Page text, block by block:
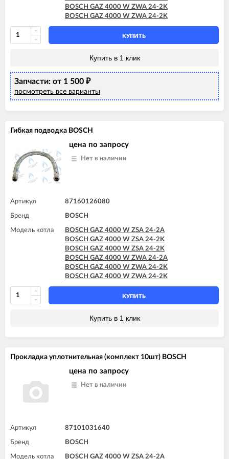
BOSCH GAZ 4000 W ZWA 24-2K
BOSCH GAZ 4000 W ZWA 24-2K
КУПИТЬ
Купить в 1 клик
Запчасти: от 1 500 ₽
посмотреть все варианты
Гибкая подводка BOSCH
цена по запросу
Нет в наличии
Артикул 87160126080
Бренд BOSCH
Модель котла
BOSCH GAZ 4000 W ZSA 24-2A
BOSCH GAZ 4000 W ZSA 24-2K
BOSCH GAZ 4000 W ZSA 24-2K
BOSCH GAZ 4000 W ZWA 24-2A
BOSCH GAZ 4000 W ZWA 24-2K
BOSCH GAZ 4000 W ZWA 24-2K
КУПИТЬ
Купить в 1 клик
Прокладка уплотнительная (комплект 10шт) BOSCH
цена по запросу
Нет в наличии
Артикул 87101031640
Бренд BOSCH
Модель котла BOSCH GAZ 4000 W ZSA 24-2A